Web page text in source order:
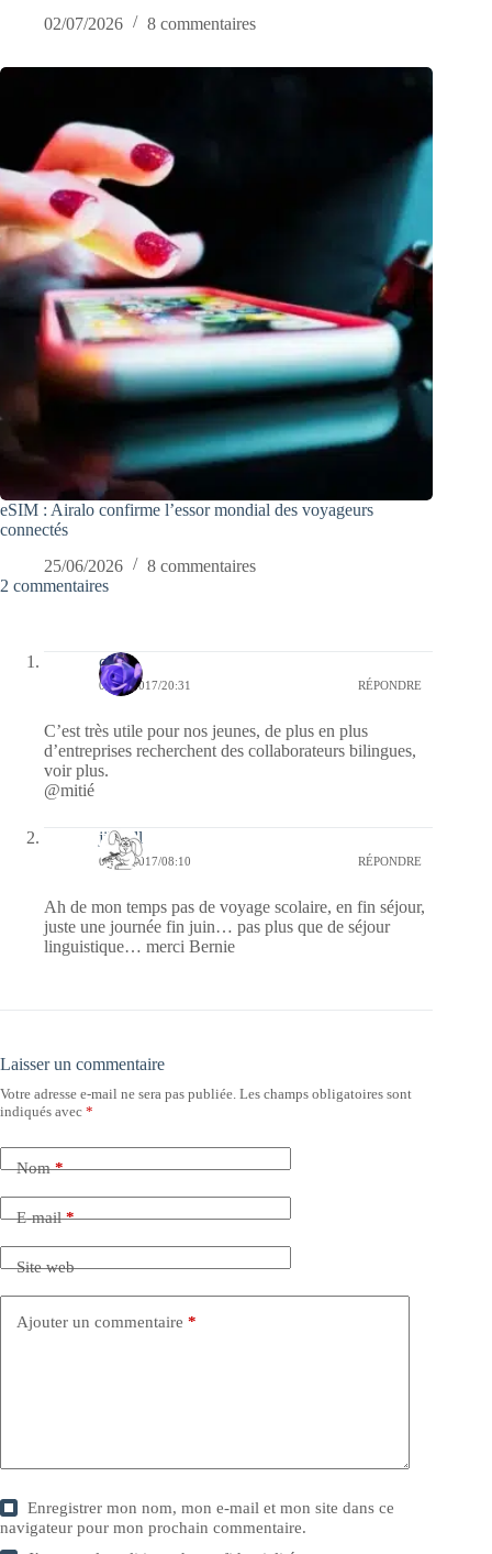
02/07/2026
8 commentaires
eSIM : Airalo confirme l’essor mondial des voyageurs
connectés
25/06/2026
8 commentaires
2 commentaires
covix
04/03/2017/20:31 RÉPONDRE
C’est très utile pour nos jeunes, de plus en plus
d’entreprises recherchent des collaborateurs bilingues,
voir plus.
@mitié
jill bill
04/03/2017/08:10 RÉPONDRE
Ah de mon temps pas de voyage scolaire, en fin séjour,
juste une journée fin juin… pas plus que de séjour
linguistique… merci Bernie
Laisser un commentaire
Votre adresse e-mail ne sera pas publiée. Les champs obligatoires sont
indiqués avec *
Nom*
E-mail*
Site web
Ajouter un commentaire *
Enregistrer mon nom, mon e-mail et mon site dans ce
navigateur pour mon prochain commentaire.